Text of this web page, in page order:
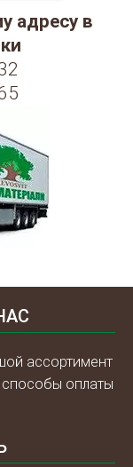
адресу в
ассортимент
оплаты